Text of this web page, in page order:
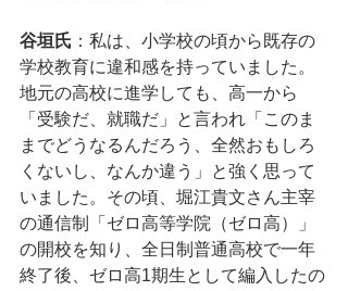
谷垣氏 ：私は、小学校の頃から既存の
学校教育に違和感を持っていました。
地元の高校に進学しても、高一から
「受験だ、就職だ」と言われ「このま
までどうなるんだろう、全然おもしろ
くないし、なんか違う」と強く思って
いました。その頃、堀江貴文さん主宰
の通信制「ゼロ高等学院（ゼロ高）」
の開校を知り、全日制普通高校で一年
終了後、ゼロ高1期生として編入したの